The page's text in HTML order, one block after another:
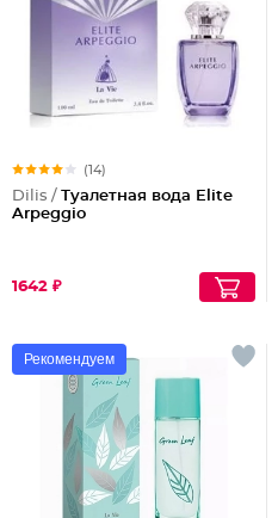
(14)
Dilis / Туалетная вода Elite
Arpeggio
1642 ₽
Рекомендуем